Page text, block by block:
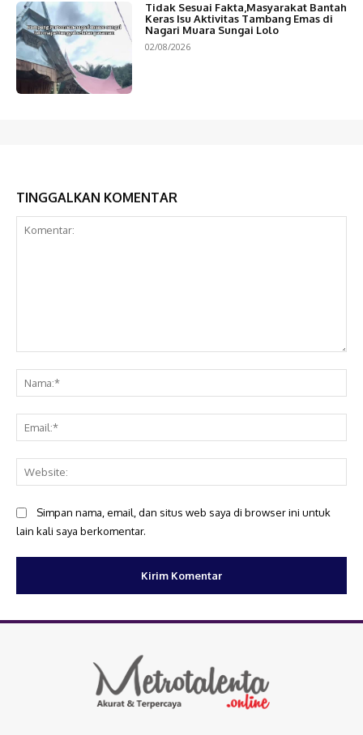
Tidak Sesuai Fakta,Masyarakat Bantah
Keras Isu Aktivitas Tambang Emas di
Nagari Muara Sungai Lolo
02/08/2026
TINGGALKAN KOMENTAR
Simpan nama, email, dan situs web saya di browser ini untuk
lain kali saya berkomentar.